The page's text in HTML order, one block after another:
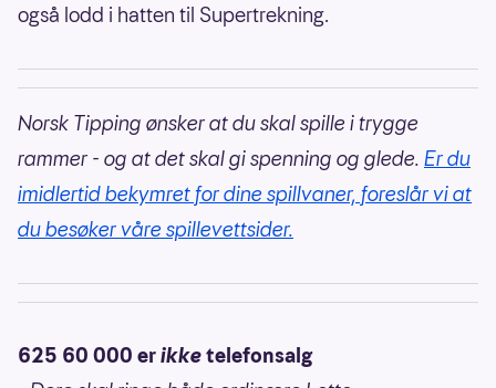
også lodd i hatten til Supertrekning.
Norsk Tipping ønsker at du skal spille i trygge
rammer - og at det skal gi spenning og glede. Er du
imidlertid bekymret for dine spillvaner, foreslår vi at
du besøker våre spillevettsider.
625 60 000 erikketelefonsalg